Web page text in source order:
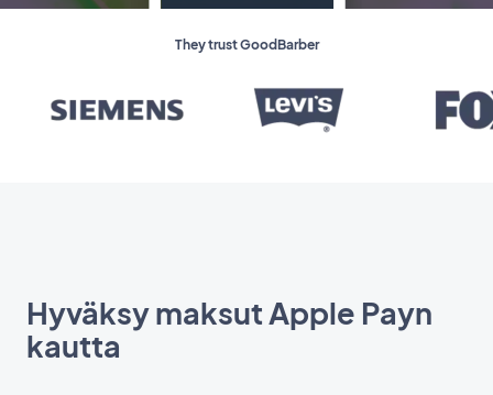
They trust GoodBarber
Hyväksy maksut Apple Payn
kautta